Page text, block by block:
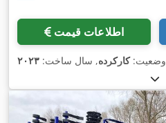
اطلاعات قیمت
وضعیت:کارکرده, سال ساخت: ۲۰۲۳